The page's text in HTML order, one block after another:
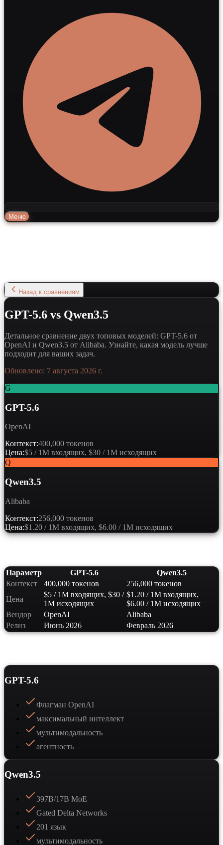
Меню
Назад к сравнениям
GPT-5.6 vs Qwen3.5
Детальное сравнение двух топовых моделей: GPT-5.6 от
OpenAI и Qwen3.5 от Alibaba. Узнайте, какая модель лучше
подходит для ваших задач.
Обновлено: 7 августа 2026 г.
G
GPT-5.6
OpenAI
Контекст:400,000 токенов
Цена:$5 / 1M входящих, $30 / 1M исходящих
Q
Qwen3.5
Alibaba
Контекст:256,000 токенов
Цена:$1.20 / 1M входящих, $6.00 / 1M исходящих
Параметр GPT-5.6
Qwen3.5
Контекст
400,000 токенов
256,000 токенов
Цена
$5 / 1M входящих, $30 /
1M исходящих
$1.20 / 1M входящих,
$6.00 / 1M исходящих
Вендор
OpenAI
Alibaba
Релиз
Июнь 2026 Февраль 2026
GPT-5.6
Флагман OpenAI
максимальный интеллект
мультимодальность
агентность
Qwen3.5
397B/17B MoE
Gated Delta Networks
201 язык
мультимодальность